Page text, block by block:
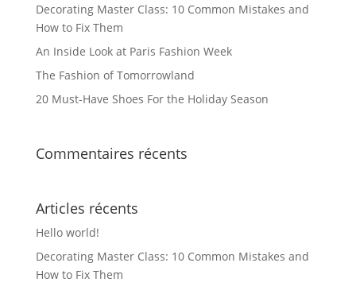
sur
page
du
produit
la
Decorating Master Class: 10 Common Mistakes and
How to Fix Them
An Inside Look at Paris Fashion Week
The Fashion of Tomorrowland
20 Must-Have Shoes For the Holiday Season
Commentaires récents
Articles récents
Hello world!
Decorating Master Class: 10 Common Mistakes and
How to Fix Them